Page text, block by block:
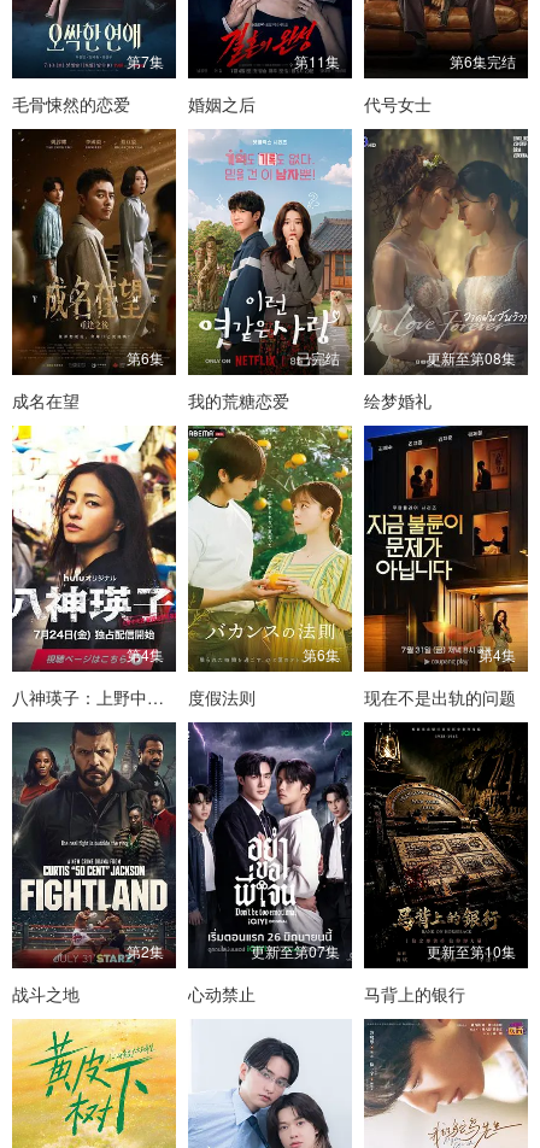
第7集
毛骨悚然的恋爱
第11集
婚姻之后
第6集完结
代号女士
第6集
成名在望
已完结
我的荒糖恋爱
更新至第08集
绘梦婚礼
第4集
八神瑛子：上野中央署组织犯罪对策课
第6集
度假法则
第4集
现在不是出轨的问题
第2集
战斗之地
更新至第07集
心动禁止
更新至第10集
马背上的银行